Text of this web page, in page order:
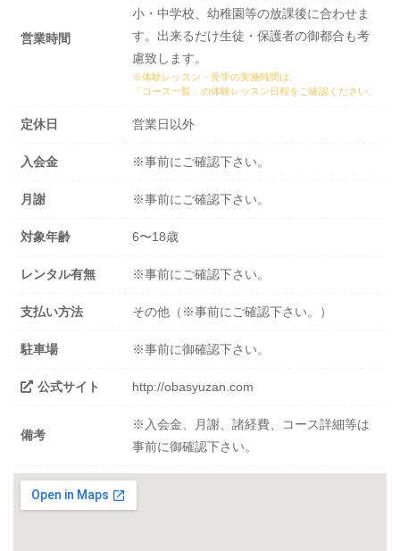
営業時間
小・中学校、幼稚園等の放課後に合わせま
す。出来るだけ生徒・保護者の御都合も考
慮致します。
※体験レッスン・見学の実施時間は、
「コース一覧」の体験レッスン日程をご確認ください。
定休日 営業日以外
入会金 ※事前にご確認下さい。
月謝 ※事前にご確認下さい。
対象年齢 6〜18歳
レンタル有無 ※事前にご確認下さい。
支払い方法 その他（※事前にご確認下さい。）
駐車場 ※事前に御確認下さい。
公式サイト http://obasyuzan.com
備考
※入会金、月謝、諸経費、コース詳細等は
事前に御確認下さい。